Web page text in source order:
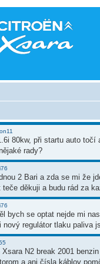
80kw, při startu auto
rady?
2 Bari a zda se mi že
děkuji a budu rád za
bych se optat nejde mi
nový regulátor tlaku paliva
N2 break 2001
a ani čísla káblov